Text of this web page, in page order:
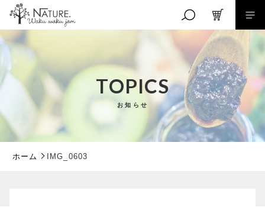
TOPICS
お知らせ
ホーム IMG_0603
こだわり検索
親カテゴリ